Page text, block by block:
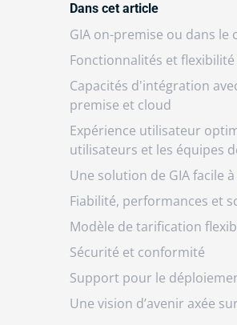
Dans cet article
GIA on-premise ou dans le
Fonctionnalités et
Capacités d'intégration
premise et cloud
Expérience utilisateur
utilisateurs et les équipes
Une solution de GIA facile
Fiabilité, performances et
Modèle de tarification
Sécurité et conformité
Support pour le
Une vision d’avenir axée